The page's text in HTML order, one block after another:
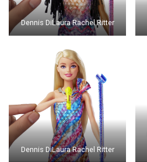
Dennis DiLaura Rachel Ritter
Dennis DiLaura Rachel Ritter